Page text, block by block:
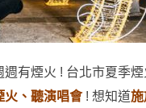
有煙火 ! 台北市夏季
火、聽演唱會! 想知道施